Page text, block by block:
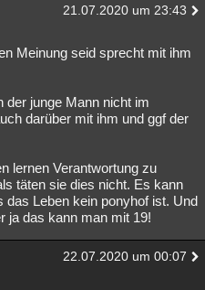
21.07.2020 um 23:43
Meinung seid sprecht mit ihm
junge Mann nicht im
darüber mit ihm und ggf der
lernen Verantwortung zu
täten sie dies nicht. Es kann
das Leben kein ponyhof ist. Und
ja das kann man mit 19!
22.07.2020 um 00:07